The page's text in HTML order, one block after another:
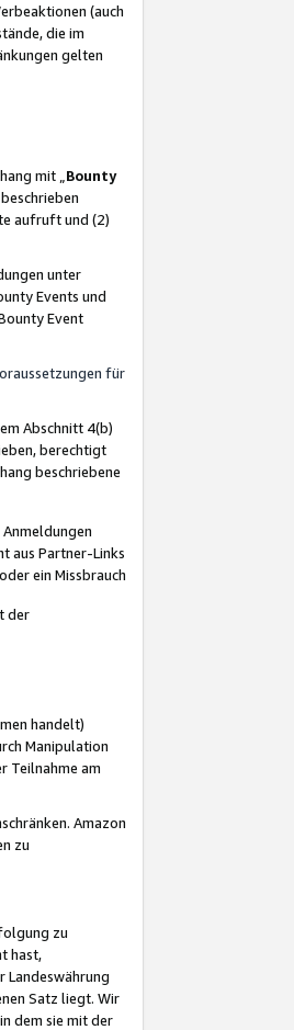
(auch
die im
gelten
mit „ Bounty
aufruft und (2)
unter
Events und
Event
für
Abschnitt 4(b)
berechtigt
beschriebene
aus Partner-Links
ein Missbrauch
der
handelt)
Manipulation
Teilnahme am
Amazon
zu
zu
hast,
Landeswährung
Satz liegt. Wir
dem sie mit der